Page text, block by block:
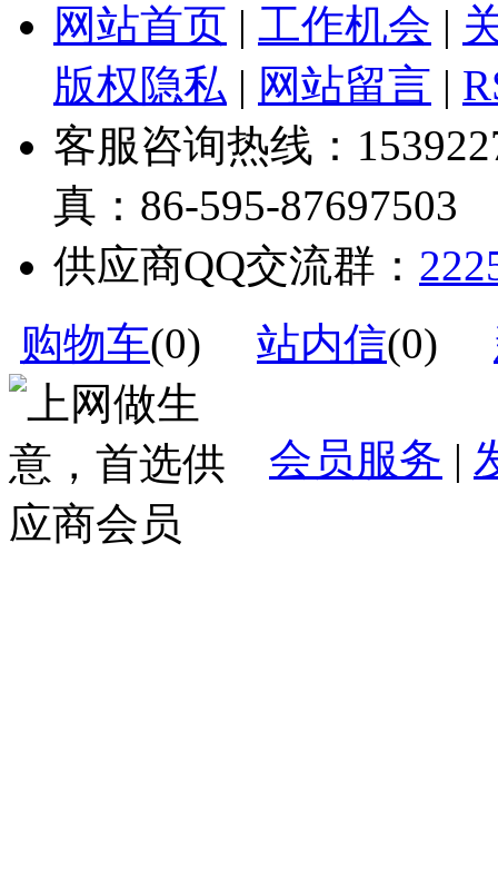
网站首页 | 工作机会 |
版权隐私 | 网站留言 |
客服咨询热线：
真：86-595-87697503
供应商QQ交流群：
购物车(0) 站内信(0)
会员服务 |